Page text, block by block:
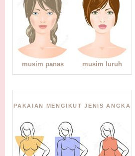
musim panas musim luruh
PAKAIAN MENGIKUT JENIS ANGKA